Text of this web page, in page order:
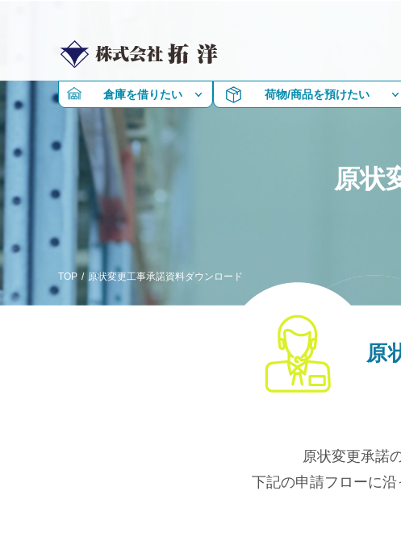
倉庫を借りたい 荷物/商品を預けたい
原状
TOP / 原状変更工事承諾資料ダウンロード
原
原状変更承諾
下記の申請フローに沿